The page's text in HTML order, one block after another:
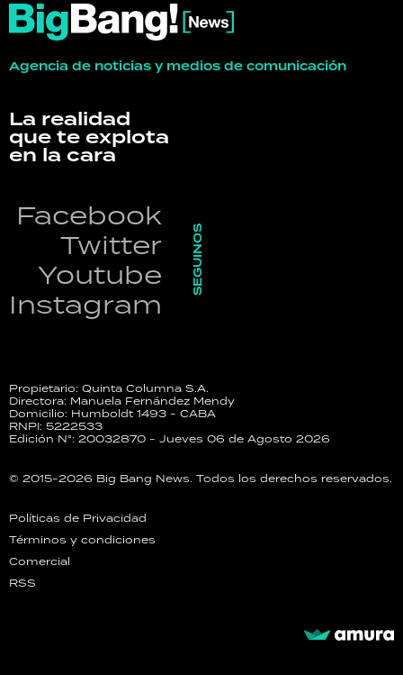
Agencia de noticias y medios de comunicación
La realidad
que te explota
en la cara
Facebook
Twitter
Youtube
Instagram
SEGUINOS
Propietario: Quinta Columna S.A.
Directora: Manuela Fernández Mendy
Domicilio: Humboldt 1493 - CABA
RNPI: 5222533
Edición N°: 20032870 - Jueves 06 de Agosto 2026
© 2015-2026 Big Bang News. Todos los derechos reservados.
Políticas de Privacidad
Términos y condiciones
Comercial
RSS